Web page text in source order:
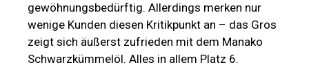
gewöhnungsbedürftig. Allerdings merken nur
wenige Kunden diesen Kritikpunkt an – das Gros
zeigt sich äußerst zufrieden mit dem Manako
Schwarzkümmelöl. Alles in allem Platz 6.